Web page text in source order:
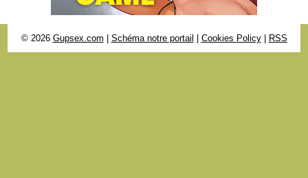
© 2026 Gupsex.com Schéma notre portail Cookies Policy| RSS